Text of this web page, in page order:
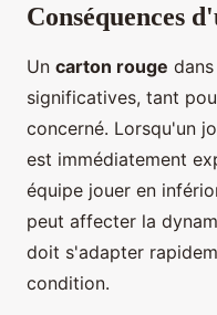
Conséquences
Un carton rouge
significatives, tant
concerné. Lorsqu'un
est immédiatement
équipe jouer en
peut affecter la
doit s'adapter
condition.